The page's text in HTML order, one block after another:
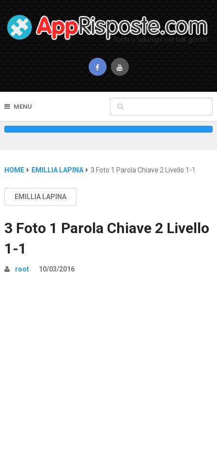
MENU
HOME EMILLIA LAPINA 3 Foto 1 Parola Chiave 2 Livello 1-1
EMILLIA LAPINA
3 Foto 1 Parola Chiave 2 Livello
1-1
root 10/03/2016